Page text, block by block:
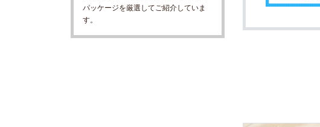
パッケージを厳選してご紹介していま
す。